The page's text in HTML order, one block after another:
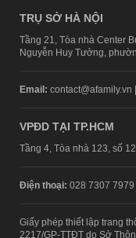
TRỤ SỞ HÀ NỘI
Tầng 21, Tòa nhà Center
Nguyễn Huy Tưởng,
Email: contact@afamily.vn |
VPĐD TẠI TP.HCM
Tầng 4, Tòa nhà 123, số
Điện thoại: 028 7307 7979
Giấy phép thiết lập trang
2217/GP-TTĐT do Sở